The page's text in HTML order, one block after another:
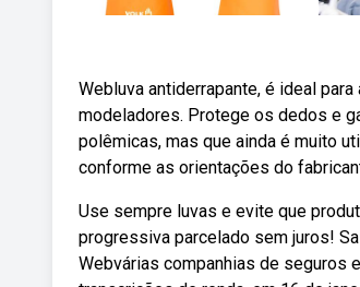
Webluva antiderrapante, é ideal
modeladores. Protege os dedos e
polêmicas, mas que ainda é muito
conforme as orientações do
Use sempre luvas e evite que
progressiva parcelado sem juros!
Webvárias companhias de seguros